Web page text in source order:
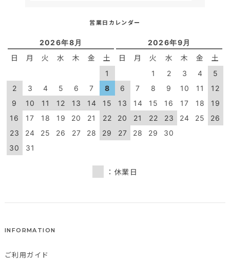
営業日カレンダー
2026年8月
日 月 火 水 木 金 土
1
2
3 4 5 6 7
8
9
10 11 12 13 14
15
16
17 18 19 20 21
22
23
24 25 26 27 28
29
30
31
2026年9月
日 月 火 水 木 金 土
1 2 3 4
5
6
7 8 9 10 11
12
13
14 15 16 17 18
19
20
21 22 23 24 25
26
27
28 29 30
：休業日
INFORMATION
ご利用ガイド